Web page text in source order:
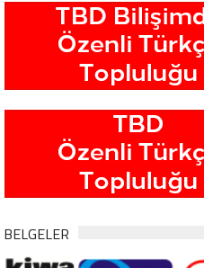
BELGELER